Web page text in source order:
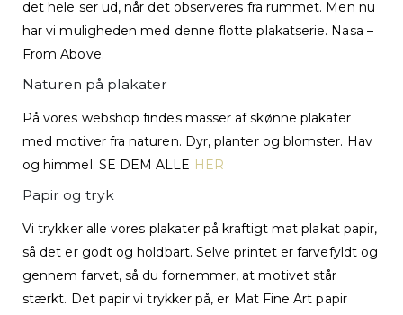
det hele ser ud, når det observeres fra rummet. Men nu
har vi muligheden med denne flotte plakatserie. Nasa –
From Above.
Naturen på plakater
På vores webshop findes masser af skønne plakater
med motiver fra naturen. Dyr, planter og blomster. Hav
og himmel. SE DEM ALLE HER
Papir og tryk
Vi trykker alle vores plakater på kraftigt mat plakat papir,
så det er godt og holdbart. Selve printet er farvefyldt og
gennem farvet, så du fornemmer, at motivet står
stærkt. Det papir vi trykker på, er Mat Fine Art papir